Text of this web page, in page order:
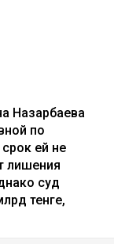
Назарбаева
по
ей не
лишения
суд
тенге,